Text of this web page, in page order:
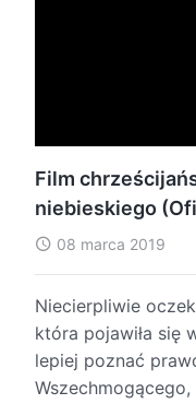
Film
niebieskiego
08 marca 2019
Niecierpliwie
która pojawiła się
lepiej poznać